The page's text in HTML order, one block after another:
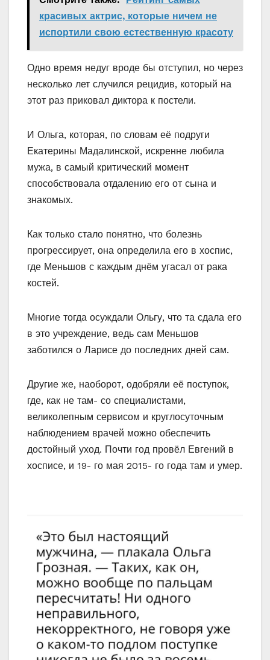
красивых актрис, которые ничем не
испортили свою естественную красоту
Одно время недуг вроде бы отступил, но через
несколько лет случился рецидив, который на
этот раз приковал диктора к постели.
И Ольга, которая, по словам её подруги
Екатерины Мадалинской, искренне любила
мужа, в самый критический момент
способствовала отдалению его от сына и
знакомых.
Как только стало понятно, что болезнь
прогрессирует, она определила его в хоспис,
где Меньшов с каждым днём угасал от рака
костей.
Многие тогда осуждали Ольгу, что та сдала его
в это учреждение, ведь сам Меньшов
заботился о Ларисе до последних дней сам.
Другие же, наоборот, одобряли её поступок,
где, как не там- со специалистами,
великолепным сервисом и круглосуточным
наблюдением врачей можно обеспечить
достойный уход. Почти год провёл Евгений в
хосписе, и 19- го мая 2015- го года там и умер.